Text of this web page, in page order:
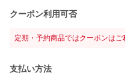
クーポン利用可否
定期・予約商品ではクーポンは
支払い方法